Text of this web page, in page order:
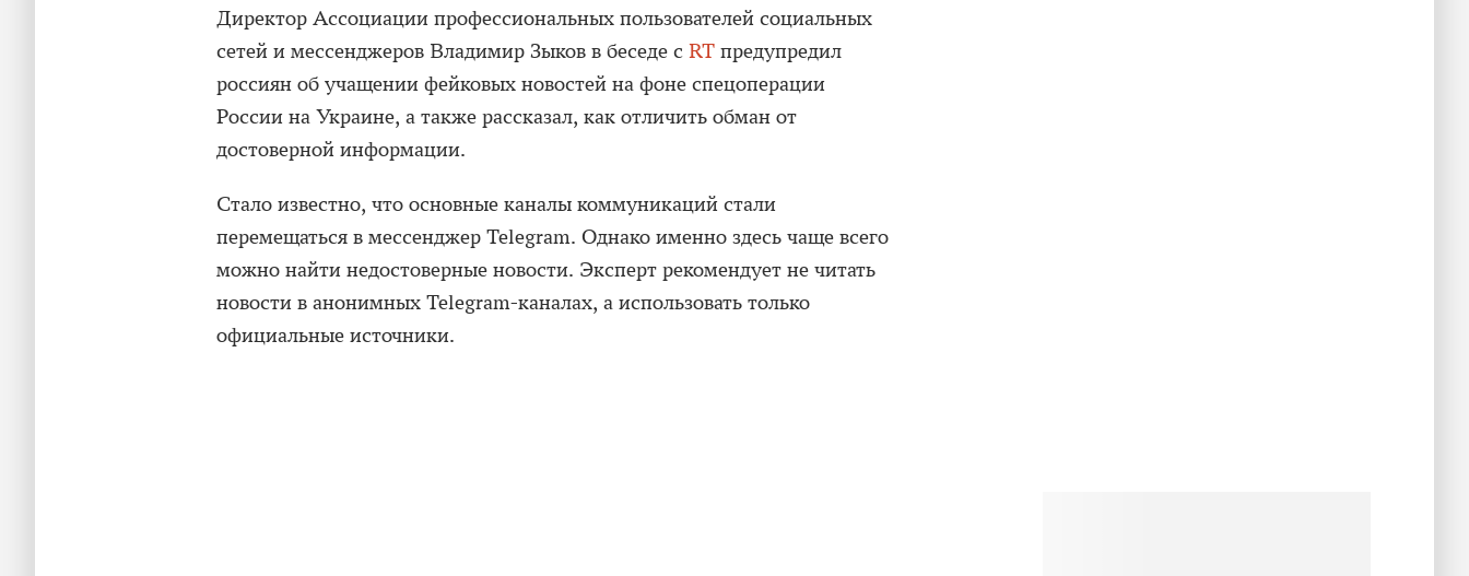
Директор Ассоциации профессиональных пользователей социальных
сетей и мессенджеров Владимир Зыков в беседе с RT предупредил
россиян об учащении фейковых новостей на фоне спецоперации
России на Украине, а также рассказал, как отличить обман от
достоверной информации.
Стало известно, что основные каналы коммуникаций стали
перемещаться в мессенджер Telegram. Однако именно здесь чаще всего
можно найти недостоверные новости. Эксперт рекомендует не читать
новости в анонимных Telegram-каналах, а использовать только
официальные источники.